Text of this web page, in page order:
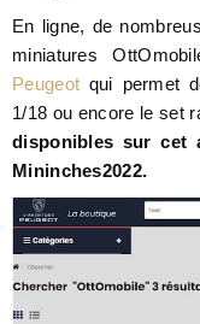
En ligne, de
miniatures
Peugeot qui permet
1/18 ou encore le set
disponibles sur cet
Mininches2022.